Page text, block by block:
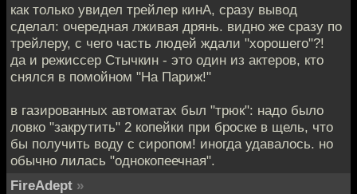
как только увидел трейлер кинА, сразу вывод
сделал: очередная лживая дрянь. видно же сразу по
трейлеру, с чего часть людей ждали "хорошего"?!
да и режиссер Стычкин - это один из актеров, кто
снялся в помойном "На Париж!"
в газированных автоматах был "трюк": надо было
ловко "закрутить" 2 копейки при броске в щель, что
бы получить воду с сиропом! иногда удавалось. но
обычно лилась "однокопеечная".
FireAdept »